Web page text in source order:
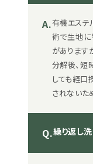
A.有機エステ
術で生地に
があります
分解後、短
しても経口
されないた
Q.繰り返し